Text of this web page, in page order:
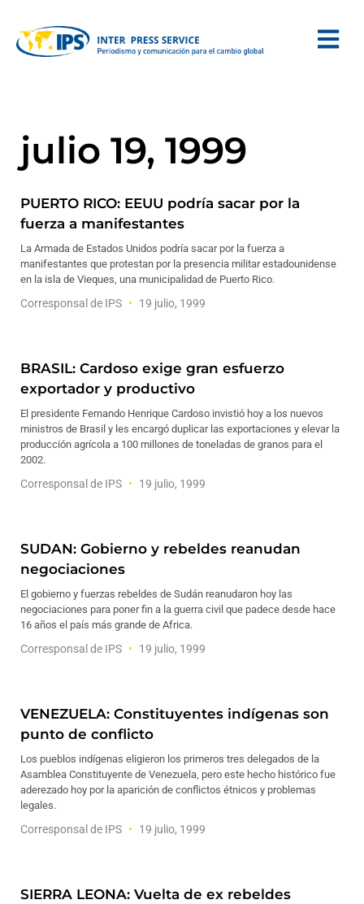
julio 19, 1999
PUERTO RICO: EEUU podría sacar por la
fuerza a manifestantes
La Armada de Estados Unidos podría sacar por la fuerza a
manifestantes que protestan por la presencia militar estadounidense
en la isla de Vieques, una municipalidad de Puerto Rico.
Corresponsal de IPS 19 julio, 1999
BRASIL: Cardoso exige gran esfuerzo
exportador y productivo
El presidente Fernando Henrique Cardoso invistió hoy a los nuevos
ministros de Brasil y les encargó duplicar las exportaciones y elevar la
producción agrícola a 100 millones de toneladas de granos para el
2002.
Corresponsal de IPS 19 julio, 1999
SUDAN: Gobierno y rebeldes reanudan
negociaciones
El gobierno y fuerzas rebeldes de Sudán reanudaron hoy las
negociaciones para poner fin a la guerra civil que padece desde hace
16 años el país más grande de Africa.
Corresponsal de IPS 19 julio, 1999
VENEZUELA: Constituyentes indígenas son
punto de conflicto
Los pueblos indígenas eligieron los primeros tres delegados de la
Asamblea Constituyente de Venezuela, pero este hecho histórico fue
aderezado hoy por la aparición de conflictos étnicos y problemas
legales.
Corresponsal de IPS 19 julio, 1999
SIERRA LEONA: Vuelta de ex rebeldes